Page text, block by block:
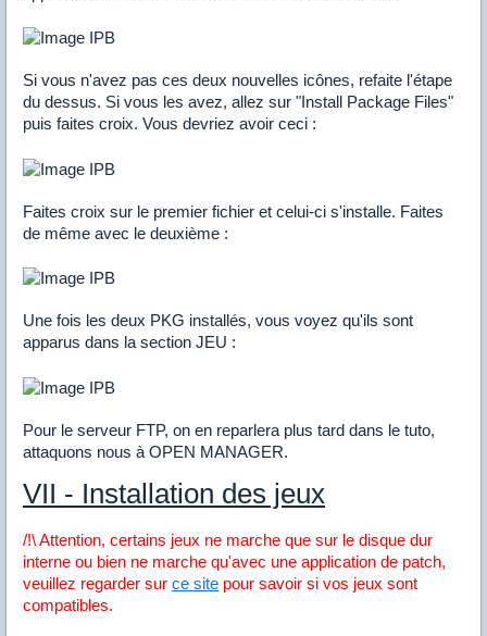
Si vous n'avez pas ces deux nouvelles icônes, refaite l'étape
du dessus. Si vous les avez, allez sur "Install Package Files"
puis faites croix. Vous devriez avoir ceci :
Faites croix sur le premier fichier et celui-ci s'installe. Faites
de même avec le deuxième :
Une fois les deux PKG installés, vous voyez qu'ils sont
apparus dans la section JEU :
Pour le serveur FTP, on en reparlera plus tard dans le tuto,
attaquons nous à OPEN MANAGER.
VII - Installation des jeux
/!\ Attention, certains jeux ne marche que sur le disque dur
interne ou bien ne marche qu'avec une application de patch,
veuillez regarder sur ce site pour savoir si vos jeux sont
compatibles.